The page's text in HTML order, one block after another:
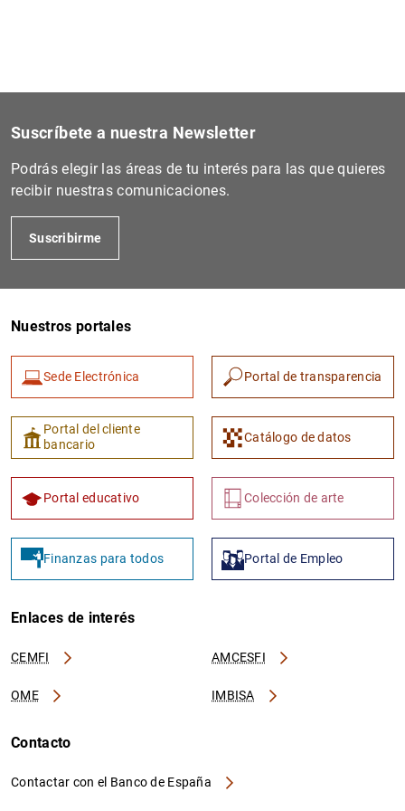
Suscríbete a nuestra Newsletter
Podrás elegir las áreas de tu interés para las que quieres
recibir nuestras comunicaciones.
Suscribirme
Nuestros portales
Sede Electrónica Portal de transparencia
Portal del cliente
bancario
Catálogo de datos
Portal educativo Colección de arte
Finanzas para todos Portal de Empleo
Enlaces de interés
CEMFI AMCESFI
OME IMBISA
Contacto
Contactar con el Banco de España